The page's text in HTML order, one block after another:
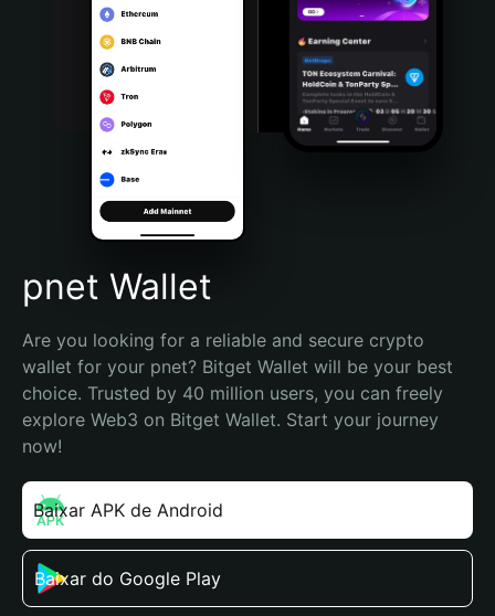
Português (Portugal)
Bahasa Indonesia
Português (Brasil)
Español (Argentina)
pnet Wallet
Are you looking for a reliable and secure crypto
wallet for your pnet? Bitget Wallet will be your best
choice. Trusted by 40 million users, you can freely
explore Web3 on Bitget Wallet. Start your journey
now!
Baixar APK de Android
Baixar do Google Play